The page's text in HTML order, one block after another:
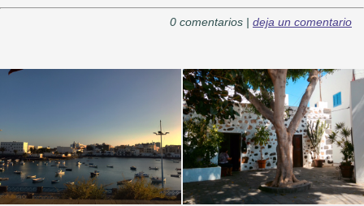
0 comentarios | deja un comentario